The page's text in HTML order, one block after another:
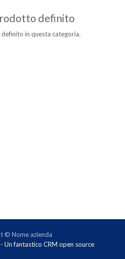
definito
in questa categoria.
© Nome azienda
Un fantastico CRM open source